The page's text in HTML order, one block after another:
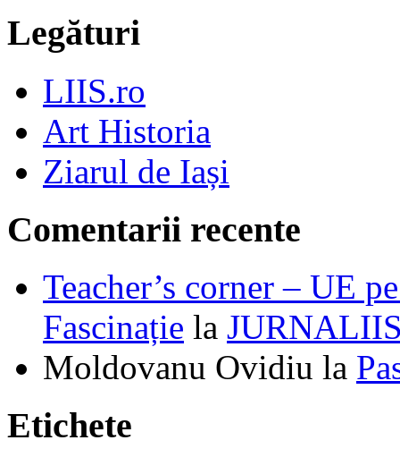
Legături
LIIS.ro
Art Historia
Ziarul de Iași
Comentarii recente
Teacher’s corner – UE
Fascinație la
Moldovanu Ovidiu la
Etichete